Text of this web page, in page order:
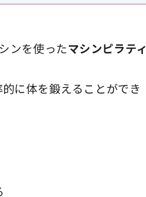
ンを使ったマシンピラティ
に体を鍛えることができ